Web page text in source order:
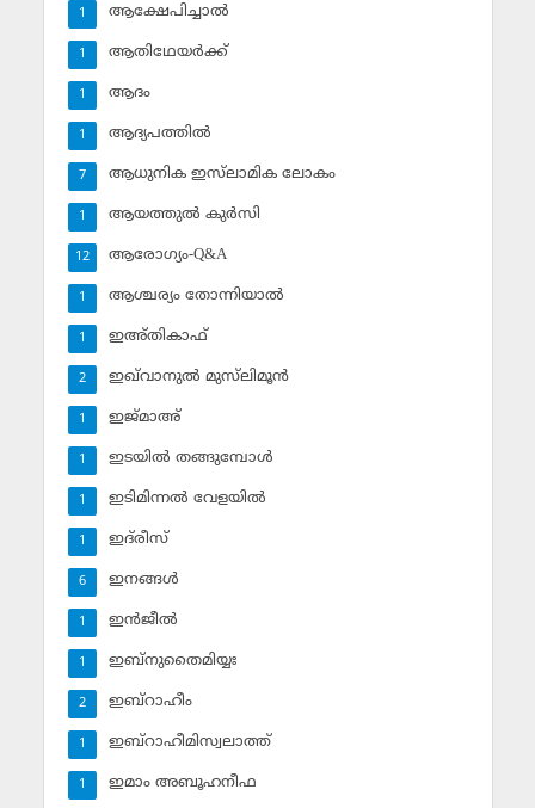
ആക്ഷേപിച്ചാല്‍
1
ആതിഥേയര്‍ക്ക്
1
ആദം
1
ആദ്യപത്തില്‍
1
ആധുനിക ഇസ്‌ലാമിക ലോകം
7
ആയത്തുല്‍ കുര്‍സി
1
ആരോഗ്യം-Q&A
12
ആശ്ചര്യം തോന്നിയാല്‍
1
ഇഅ്തികാഫ്‌
1
ഇഖ്‌വാനുല്‍ മുസ്‌ലിമൂന്‍
2
ഇജ്മാഅ്
1
ഇടയില്‍ തങ്ങുമ്പോള്‍
1
ഇടിമിന്നല്‍ വേളയില്‍
1
ഇദ്‌രീസ്‌
1
ഇനങ്ങള്‍
6
ഇന്‍ജീല്‍
1
ഇബ്‌നുതൈമിയ്യഃ
1
ഇബ്‌റാഹീം
2
ഇബ്‌റാഹീമിസ്വലാത്ത്
1
ഇമാം അബൂഹനീഫ
1